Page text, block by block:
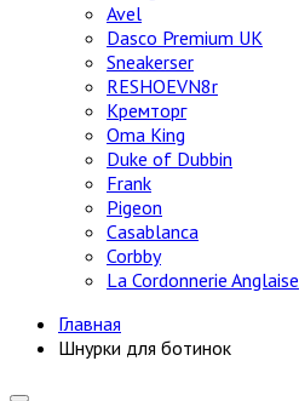
Avel
Dasco Premium UK
Sneakerser
RESHOEVN8r
Кремторг
Oma King
Duke of Dubbin
Frank
Pigeon
Casablanca
Corbby
La Cordonnerie Anglaise
Главная
Шнурки для ботинок